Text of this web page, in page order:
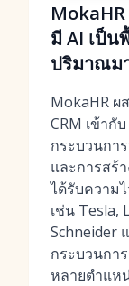
มี AI เป็น
ปริมาณม
MokaHR
CRM เข้ากั
กระบวนกา
และการสร้
ได้รับความ
เช่น Tesla,
Schneider
กระบวนกา
หลายตำแห